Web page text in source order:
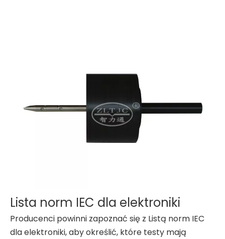
Lista norm IEC dla elektroniki
Producenci powinni zapoznać się z Listą norm IEC
dla elektroniki, aby określić, które testy mają